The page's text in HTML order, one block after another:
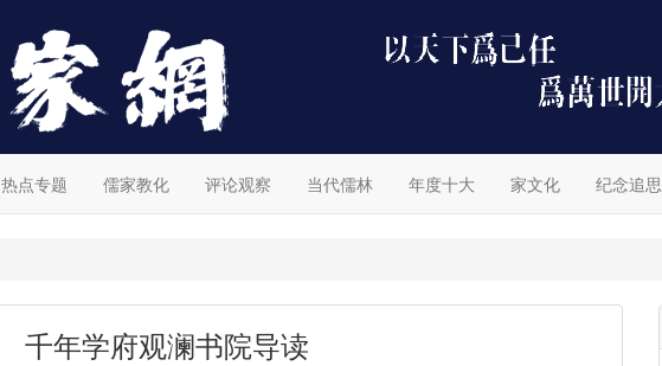
热点专题 儒家教化 评论观察 当代儒林 年度十大 家文化 纪念追思
千年学府观澜书院导读